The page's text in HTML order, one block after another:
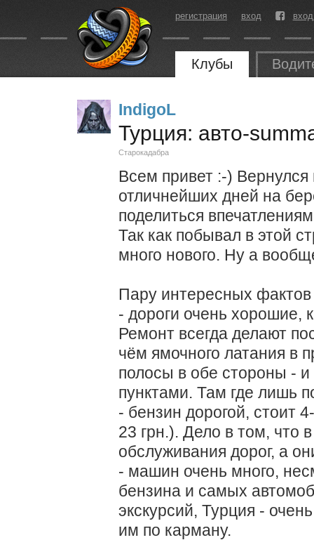
регистрация вход
Клубы
IndigoL
Турция: авто-
Старокадабра
Всем привет :-)
отличнейших дней на
поделиться
Так как побывал в этой
много нового. Ну а
Пару интересных фактов
- дороги очень хорошие,
Ремонт всегда делают
чём ямочного латания в
полосы в обе стороны -
пунктами. Там где лишь
- бензин дорогой, стоит
23 грн.). Дело в том, что
обслуживания дорог, а
- машин очень много,
бензина и самых
экскурсий, Турция -
им по карману.